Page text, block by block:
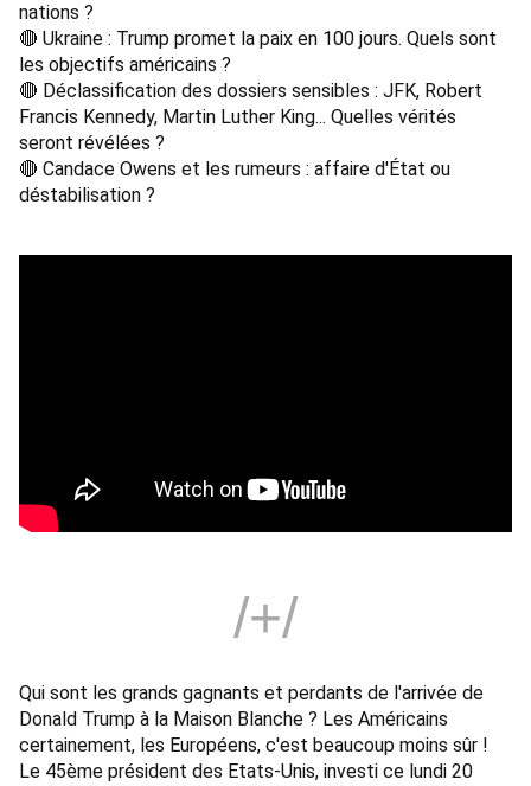
nations ?
🔴 Ukraine : Trump promet la paix en 100 jours. Quels sont
les objectifs américains ?
🔴 Déclassification des dossiers sensibles : JFK, Robert
Francis Kennedy, Martin Luther King... Quelles vérités
seront révélées ?
🔴 Candace Owens et les rumeurs : affaire d'État ou
déstabilisation ?
/+/
Qui sont les grands gagnants et perdants de l'arrivée de
Donald Trump à la Maison Blanche ? Les Américains
certainement, les Européens, c'est beaucoup moins sûr !
Le 45ème président des Etats-Unis, investi ce lundi 20